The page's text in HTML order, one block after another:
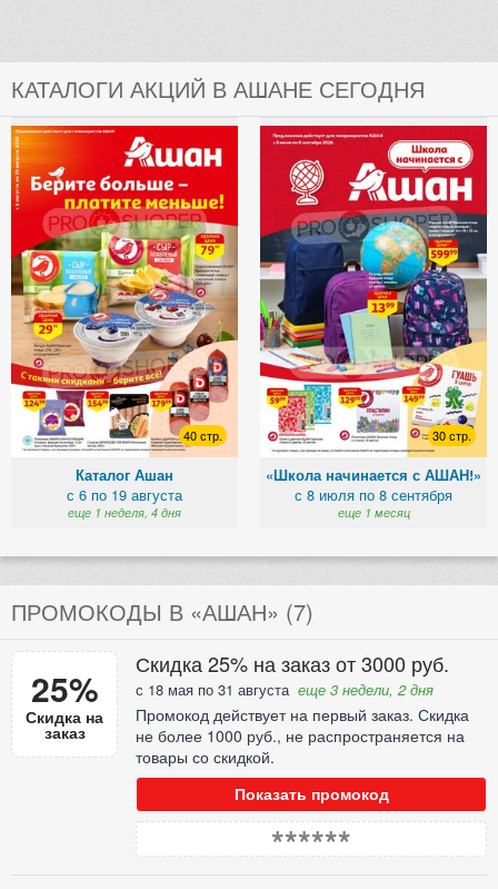
КАТАЛОГИ АКЦИЙ В АШАНЕ СЕГОДНЯ
40 стр.
Каталог Ашан
с 6 по 19 августа
еще 1 неделя, 4 дня
30 стр.
«Школа начинается с АШАН!»
с 8 июля по 8 сентября
еще 1 месяц
ПРОМОКОДЫ В «АШАН» (7)
25%
Скидка на
заказ
Скидка 25% на заказ от 3000 руб.
с 18 мая по 31 августа еще 3 недели, 2 дня
Промокод действует на первый заказ. Скидка
не более 1000 руб., не распространяется на
товары со скидкой.
Показать промокод
******